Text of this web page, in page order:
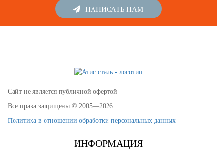
НАПИСАТЬ НАМ
Сайт не является публичной офертой
Все права защищены © 2005—2026.
Политика в отношении обработки персональных данных
ИНФОРМАЦИЯ